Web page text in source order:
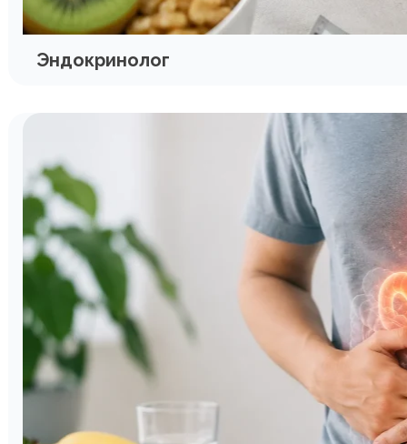
Эндокринолог